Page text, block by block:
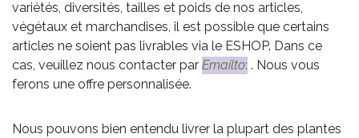
variétés, diversités, tailles et poids de nos articles,
végétaux et marchandises, il est possible que certains
articles ne soient pas livrables via le ESHOP. Dans ce
cas, veuillez nous contacter par Emailto: . Nous vous
ferons une offre personnalisée.
Nous pouvons bien entendu livrer la plupart des plantes